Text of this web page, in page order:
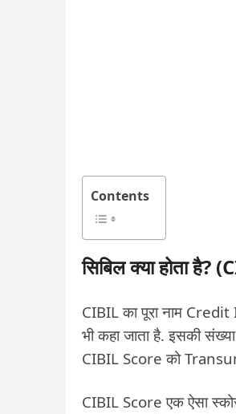
Contents
सिबिल क्या होता
CIBIL का पूरा नाम
भी कहा जाता है. इसकी
CIBIL Score को
CIBIL Score एक ऐसा